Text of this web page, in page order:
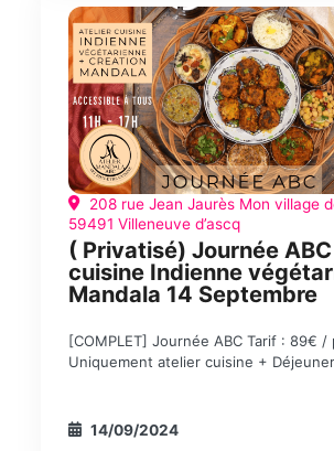
208 rue Jean Jaurès Mon village
59491 Villeneuve d’ascq
( Privatisé) Journée
cuisine Indienne
Mandala 14 Septembre
[COMPLET] Journée ABC Tarif : 89€ /
Uniquement atelier cuisine +
14/09/2024